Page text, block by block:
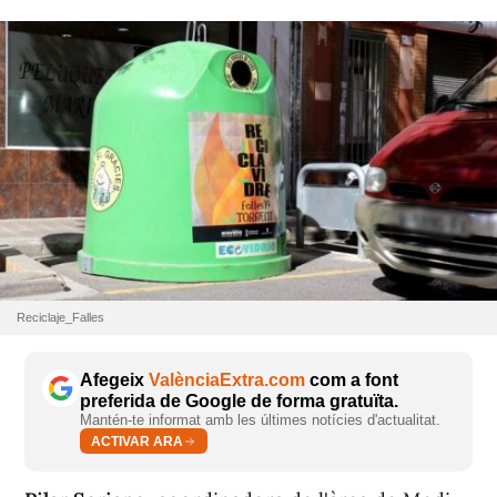
Reciclaje_Falles
Afegeix ValènciaExtra.com com a font
preferida de Google de forma gratuïta.
Mantén-te informat amb les últimes notícies d'actualitat.
ACTIVAR ARA